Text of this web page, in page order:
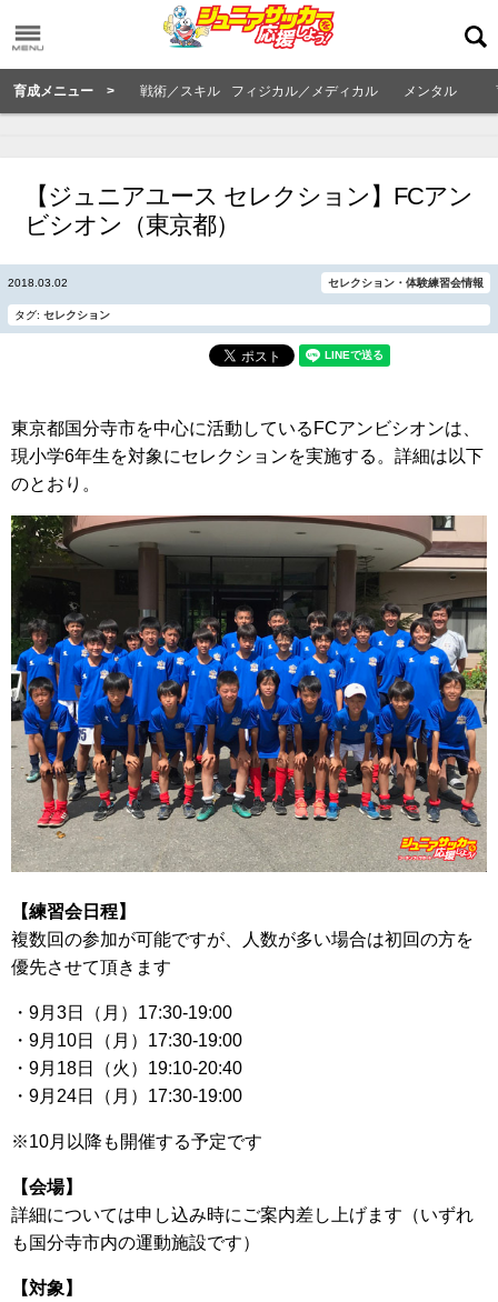
育成メニュー > 戦術／スキル フィジカル／メディカル メンタル
【ジュニアユース セレクション】FCアン
ビシオン（東京都）
2018.03.02 セレクション・体験練習会情報
タグ: セレクション
東京都国分寺市を中心に活動しているFCアンビシオンは、
現小学6年生を対象にセレクションを実施する。詳細は以下
のとおり。
【練習会日程】
複数回の参加が可能ですが、人数が多い場合は初回の方を
優先させて頂きます
・9月3日（月）17:30-19:00
・9月10日（月）17:30-19:00
・9月18日（火）19:10-20:40
・9月24日（月）17:30-19:00
※10月以降も開催する予定です
【会場】
詳細については申し込み時にご案内差し上げます（いずれ
も国分寺市内の運動施設です）
【対象】